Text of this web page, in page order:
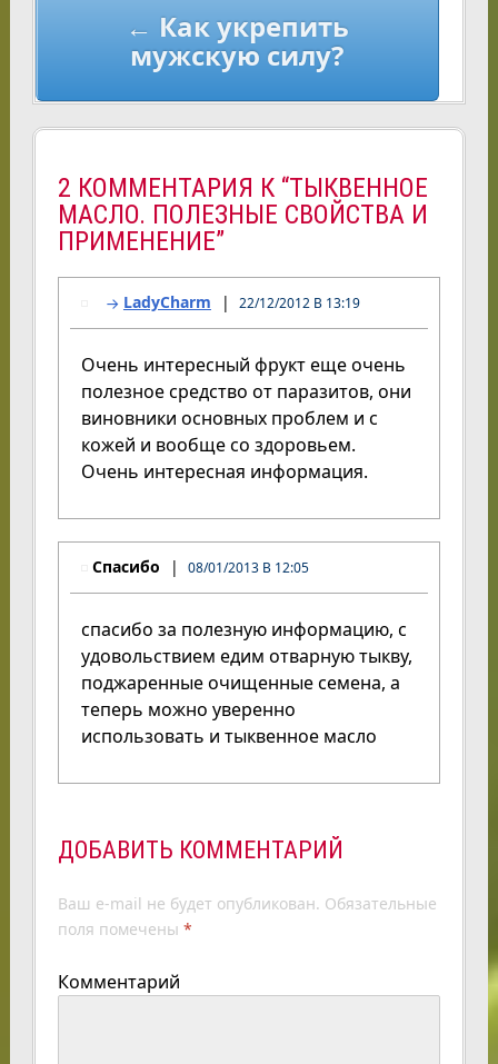
← Как укрепить
мужскую силу?
2 КОММЕНТАРИЯ К “ТЫКВЕННОЕ
МАСЛО. ПОЛЕЗНЫЕ СВОЙСТВА И
ПРИМЕНЕНИЕ”
LadyCharm 22/12/2012 В 13:19
Очень интересный фрукт еще очень
полезное средство от паразитов, они
виновники основных проблем и с
кожей и вообще со здоровьем.
Очень интересная информация.
Спасибо 08/01/2013 В 12:05
спасибо за полезную информацию, с
удовольствием едим отварную тыкву,
поджаренные очищенные семена, а
теперь можно уверенно
использовать и тыквенное масло
ДОБАВИТЬ КОММЕНТАРИЙ
Ваш e-mail не будет опубликован. Обязательные
поля помечены *
Комментарий